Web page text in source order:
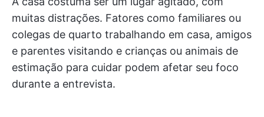
muitas distrações. Fatores como familiares ou
colegas de quarto trabalhando em casa, amigos
e parentes visitando e crianças ou animais de
estimação para cuidar podem afetar seu foco
durante a entrevista.